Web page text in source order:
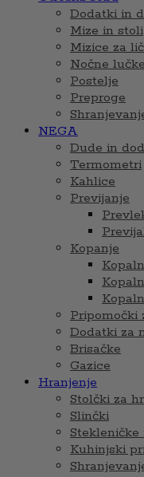
Dodatki in
Mize in stoli
Mizice za
Nočne lučke
Postelje
Preproge
NEGA
Dude in
Termometri
Kahlice
Previjanje
Kopanje
Pripomočki
Dodatki za
Brisačke
Gazice
Hranjenje
Stolčki za
Slinčki
Kuhinjski